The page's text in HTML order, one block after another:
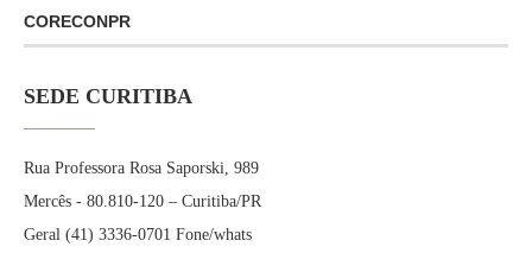
CORECONPR
SEDE CURITIBA
Rua Professora Rosa Saporski, 989
Mercês - 80.810-120 – Curitiba/PR
Geral (41) 3336-0701 Fone/whats